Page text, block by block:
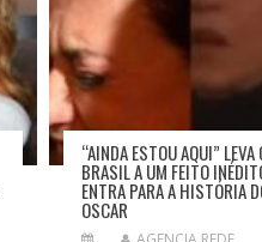
“AINDA ESTOU AQUI” LEVA
BRASIL A UM FEITO
ENTRA PARA A HISTÓRIA
OSCAR